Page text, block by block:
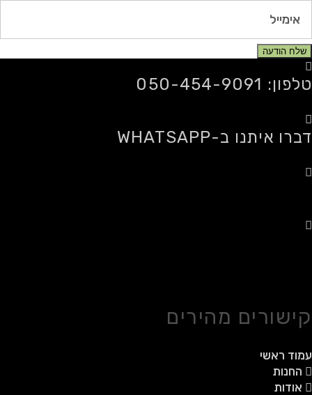
שלח הודעה
טלפון: 050-454-9091
דברו איתנו ב-WHATSAPP
קישורים מהירים
עמוד ראשי
החנות
אודות